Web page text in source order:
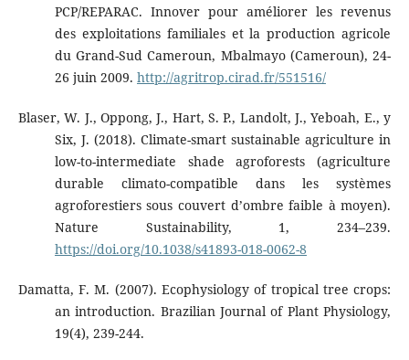
PCP/REPARAC. Innover pour améliorer les revenus
des exploitations familiales et la production agricole
du Grand-Sud Cameroun, Mbalmayo (Cameroun), 24-
26 juin 2009. http://agritrop.cirad.fr/551516/
Blaser, W. J., Oppong, J., Hart, S. P., Landolt, J., Yeboah, E., y
Six, J. (2018). Climate-smart sustainable agriculture in
low-to-intermediate shade agroforests (agriculture
durable climato-compatible dans les systèmes
agroforestiers sous couvert d’ombre faible à moyen).
Nature Sustainability, 1, 234–239.
https://doi.org/10.1038/s41893-018-0062-8
Damatta, F. M. (2007). Ecophysiology of tropical tree crops:
an introduction. Brazilian Journal of Plant Physiology,
19(4), 239-244.